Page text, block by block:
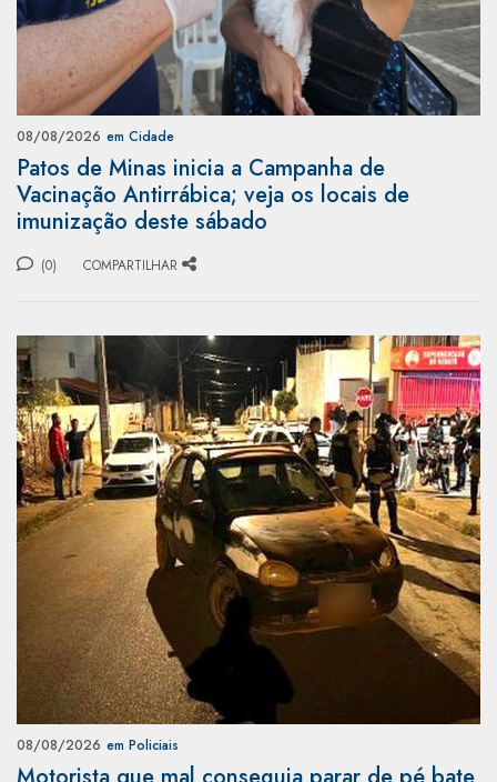
08/08/2026 em Cidade
Patos de Minas inicia a Campanha de
Vacinação Antirrábica; veja os locais de
imunização deste sábado
(0) COMPARTILHAR
08/08/2026 em Policiais